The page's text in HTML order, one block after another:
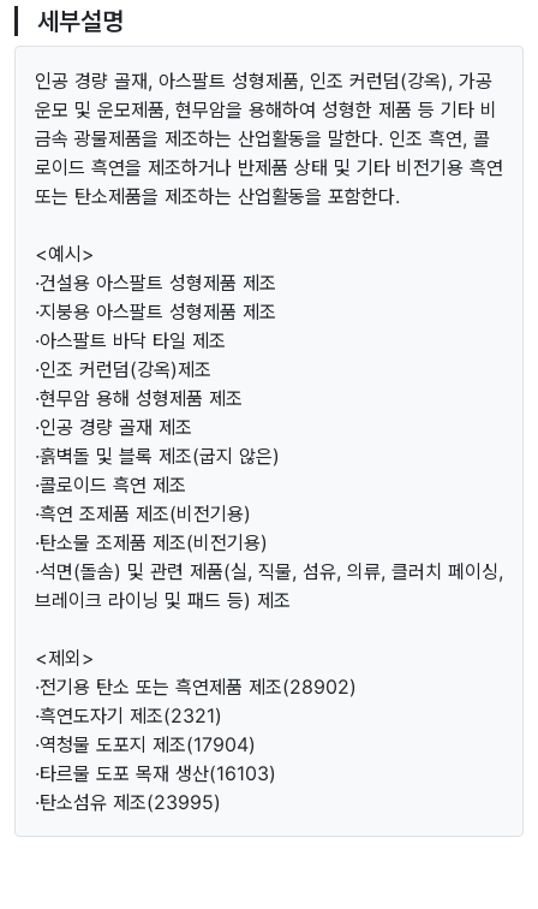
세부설명
인공 경량 골재, 아스팔트 성형제품, 인조 커런덤(강옥), 가공
운모 및 운모제품, 현무암을 용해하여 성형한 제품 등 기타 비
금속 광물제품을 제조하는 산업활동을 말한다. 인조 흑연, 콜
로이드 흑연을 제조하거나 반제품 상태 및 기타 비전기용 흑연
또는 탄소제품을 제조하는 산업활동을 포함한다.
<예시>
·건설용 아스팔트 성형제품 제조
·지붕용 아스팔트 성형제품 제조
·아스팔트 바닥 타일 제조
·인조 커런덤(강옥)제조
·현무암 용해 성형제품 제조
·인공 경량 골재 제조
·흙벽돌 및 블록 제조(굽지 않은)
·콜로이드 흑연 제조
·흑연 조제품 제조(비전기용)
·탄소물 조제품 제조(비전기용)
·석면(돌솜) 및 관련 제품(실, 직물, 섬유, 의류, 클러치 페이싱,
브레이크 라이닝 및 패드 등) 제조
<제외>
·전기용 탄소 또는 흑연제품 제조(28902)
·흑연도자기 제조(2321)
·역청물 도포지 제조(17904)
·타르물 도포 목재 생산(16103)
·탄소섬유 제조(23995)